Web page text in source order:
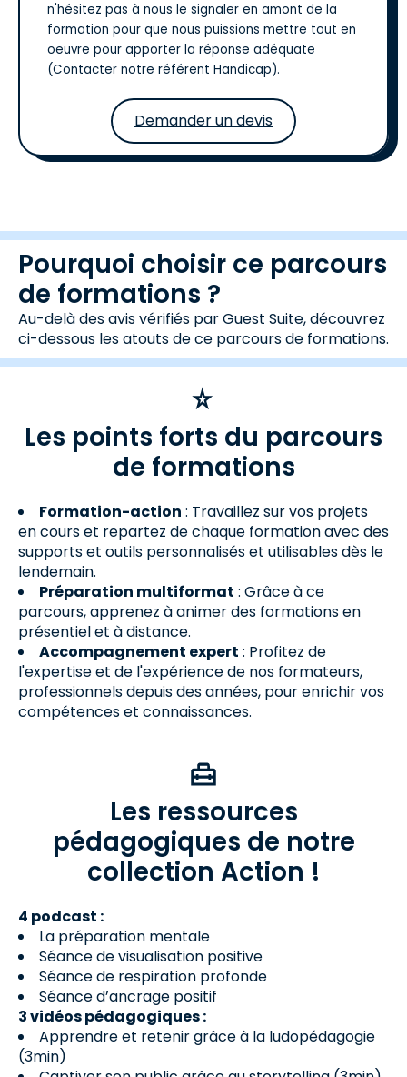
n'hésitez pas à nous le signaler en amont de la
formation pour que nous puissions mettre tout en
oeuvre pour apporter la réponse adéquate
(Contacter notre référent Handicap).
Demander un devis
Pourquoi choisir ce parcours
de formations ?
Au-delà des avis vérifiés par Guest Suite, découvrez
ci-dessous les atouts de ce parcours de formations.
Les points forts du parcours
de formations
Formation-action : Travaillez sur vos projets
en cours et repartez de chaque formation avec des
supports et outils personnalisés et utilisables dès le
lendemain.
Préparation multiformat : Grâce à ce
parcours, apprenez à animer des formations en
présentiel et à distance.
Accompagnement expert : Profitez de
l'expertise et de l'expérience de nos formateurs,
professionnels depuis des années, pour enrichir vos
compétences et connaissances.
Les ressources
pédagogiques de notre
collection Action !
4 podcast :
La préparation mentale
Séance de visualisation positive
Séance de respiration profonde
Séance d’ancrage positif
3 vidéos pédagogiques :
Apprendre et retenir grâce à la ludopédagogie
(3min)